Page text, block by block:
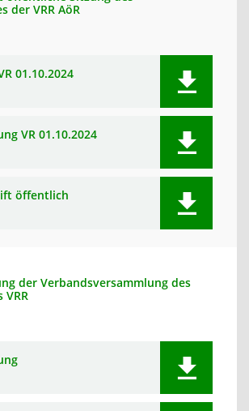
der VRR AöR
01.10.2024
VR 01.10.2024
öffentlich
der Verbandsversammlung des
VRR